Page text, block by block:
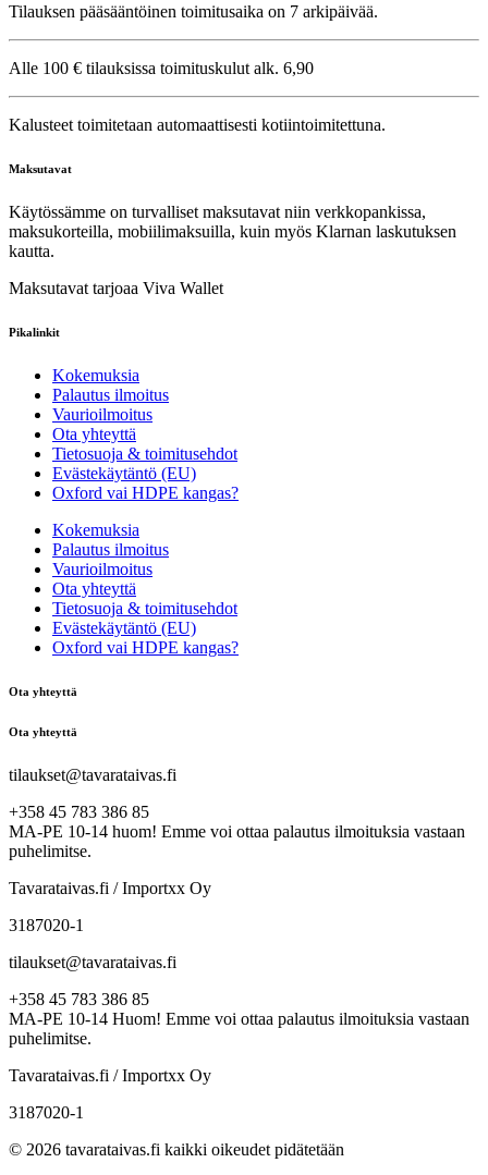
Tilauksen pääsääntöinen toimitusaika on 7 arkipäivää.
Alle 100 € tilauksissa toimituskulut alk. 6,90
Kalusteet toimitetaan automaattisesti kotiintoimitettuna.
Maksutavat
Käytössämme on turvalliset maksutavat niin verkkopankissa,
maksukorteilla, mobiilimaksuilla, kuin myös Klarnan laskutuksen
kautta.
Maksutavat tarjoaa Viva Wallet
Pikalinkit
Kokemuksia
Palautus ilmoitus
Vaurioilmoitus
Ota yhteyttä
Tietosuoja & toimitusehdot
Evästekäytäntö (EU)
Oxford vai HDPE kangas?
Kokemuksia
Palautus ilmoitus
Vaurioilmoitus
Ota yhteyttä
Tietosuoja & toimitusehdot
Evästekäytäntö (EU)
Oxford vai HDPE kangas?
Ota yhteyttä
Ota yhteyttä
tilaukset@tavarataivas.fi
+358 45 783 386 85
MA-PE 10-14 huom! Emme voi ottaa palautus ilmoituksia vastaan
puhelimitse.
Tavarataivas.fi / Importxx Oy
3187020-1
tilaukset@tavarataivas.fi
+358 45 783 386 85
MA-PE 10-14 Huom! Emme voi ottaa palautus ilmoituksia vastaan
puhelimitse.
Tavarataivas.fi / Importxx Oy
3187020-1
© 2026 tavarataivas.fi kaikki oikeudet pidätetään